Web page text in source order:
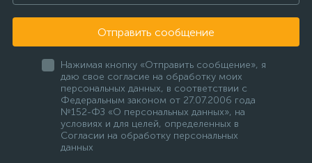
Отправить сообщение
Нажимая кнопку «Отправить сообщение», я
даю свое согласие на обработку моих
персональных данных, в соответствии с
Федеральным законом от 27.07.2006 года
№152-ФЗ «О персональных данных», на
условиях и для целей, определенных в
Согласии на обработку персональных
данных